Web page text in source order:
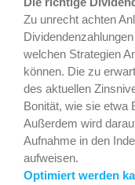
Zu unrecht achten
welchen Strategien
können. Die zu
des aktuellen
Bonität, wie sie etwa
Außerdem wird
Aufnahme in den
aufweisen.
Optimiert werden